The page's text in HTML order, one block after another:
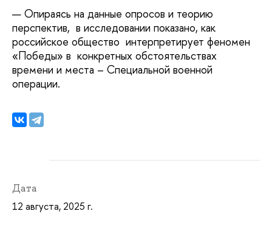
Опираясь на данные опросов и теорию
перспектив, в исследовании показано, как
российское общество интерпретирует феномен
«Победы» в конкретных обстоятельствах
времени и места – Специальной военной
операции.
Дата
12 августа, 2025 г.